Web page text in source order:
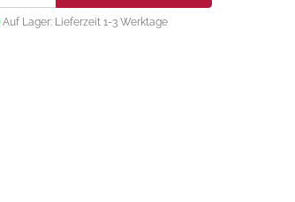
Auf Lager: Lieferzeit 1-3 Werktage